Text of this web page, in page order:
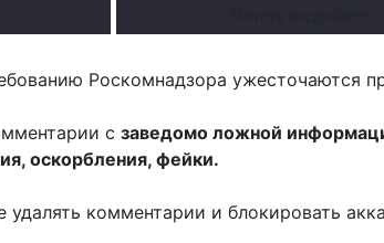
Роскомнадзора ужесточаются
с заведомо ложной
оскорбления, фейки.
комментарии и блокировать